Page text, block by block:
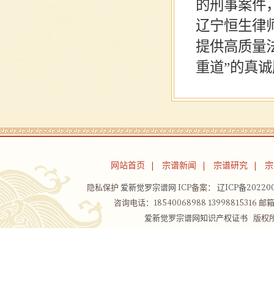
的刑事案件
辽宁恒生律
提供高质量
重道”的真
网站首页 宗谱新闻 宗谱研究
隐私保护 爱新觉罗宗谱网 ICP备案： 辽ICP备
咨询电话：18540068988 13998815316
爱新觉罗宗谱网知识产权证书版权